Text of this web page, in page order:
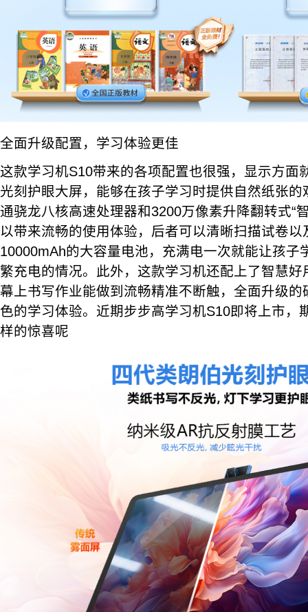
全面升级配置，学习体验更佳
这款学习机S10带来的各项配置也很强，显示方面
光刻护眼大屏，能够在孩子学习时提供自然纸张
通骁龙八核高速处理器和3200万像素升降翻转式“
以带来流畅的使用体验，后者可以清晰扫描试卷
10000mAh的大容量电池，充满电一次就能让孩子
繁充电的情况。此外，这款学习机还配上了智慧
幕上书写作业能做到流畅精准不断触，全面升级
色的学习体验。近期步步高学习机S10即将上市，
样的惊喜呢